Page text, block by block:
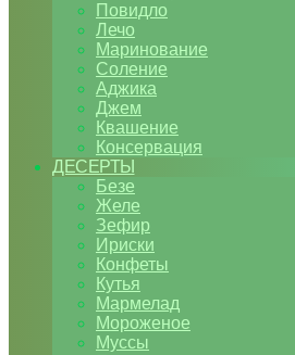
Повидло
Лечо
Маринование
Соление
Аджика
Джем
Квашение
Консервация
ДЕСЕРТЫ
Безе
Желе
Зефир
Ириски
Конфеты
Кутья
Мармелад
Мороженое
Муссы